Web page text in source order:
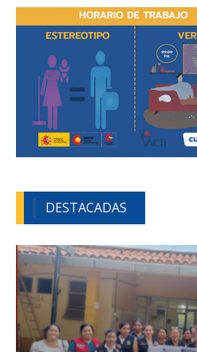
DESTACADAS